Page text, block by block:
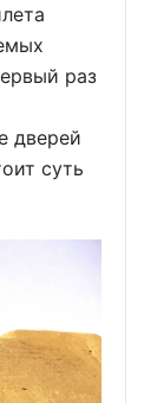
раз
дверей
суть